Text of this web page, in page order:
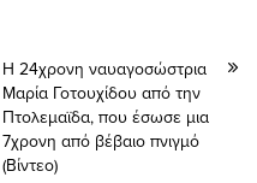
Η 24χρονη ναυαγοσώστρια
Μαρία Γοτουχίδου από την
Πτολεμαϊδα, που έσωσε μια
7χρονη από βέβαιο πνιγμό
(Βίντεο)